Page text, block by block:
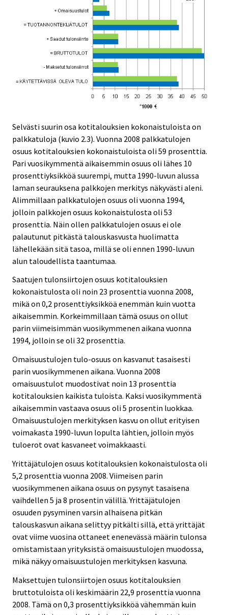
Selvästi suurin osa kotitalouksien kokonaistuloista on
palkkatuloja (kuvio 2.3). Vuonna 2008 palkkatulojen
osuus kotitalouksien kokonaistuloista oli 59 prosenttia.
Pari vuosikymmentä aikaisemmin osuus oli lähes 10
prosenttiyksikköä suurempi, mutta 1990-luvun alussa
laman seurauksena palkkojen merkitys näkyvästi aleni.
Alimmillaan palkkatulojen osuus oli vuonna 1994,
jolloin palkkojen osuus kokonaistulosta oli 53
prosenttia. Näin ollen palkkatulojen osuus ei ole
palautunut pitkästä talouskasvusta huolimatta
lähellekään sitä tasoa, millä se oli ennen 1990-luvun
alun taloudellista taantumaa.
Saatujen tulonsiirtojen osuus kotitalouksien
kokonaistulosta oli noin 23 prosenttia vuonna 2008,
mikä on 0,2 prosenttiyksikköä enemmän kuin vuotta
aikaisemmin. Korkeimmillaan tämä osuus on ollut
parin viimeisimmän vuosikymmenen aikana vuonna
1994, jolloin se oli 32 prosenttia.
Omaisuustulojen tulo-osuus on kasvanut tasaisesti
parin vuosikymmenen aikana. Vuonna 2008
omaisuustulot muodostivat noin 13 prosenttia
kotitalouksien kaikista tuloista. Kaksi vuosikymmentä
aikaisemmin vastaava osuus oli 5 prosentin luokkaa.
Omaisuustulojen merkityksen kasvu on ollut erityisen
voimakasta 1990-luvun lopulta lähtien, jolloin myös
tuloerot ovat kasvaneet voimakkaasti.
Yrittäjätulojen osuus kotitalouksien kokonaistulosta oli
5,2 prosenttia vuonna 2008. Viimeisen parin
vuosikymmenen aikana osuus on pysynyt tasaisena
vaihdellen 5 ja 8 prosentin välillä. Yrittäjätulojen
osuuden pysyminen varsin alhaisena pitkän
talouskasvun aikana selittyy pitkälti sillä, että yrittäjät
ovat viime vuosina ottaneet enenevässä määrin tulonsa
omistamistaan yrityksistä omaisuustulojen muodossa,
mikä näkyy omaisuustulojen merkityksen kasvuna.
Maksettujen tulonsiirtojen osuus kotitalouksien
bruttotuloista oli keskimäärin 22,9 prosenttia vuonna
2008. Tämä on 0,3 prosenttiyksikköä vähemmän kuin